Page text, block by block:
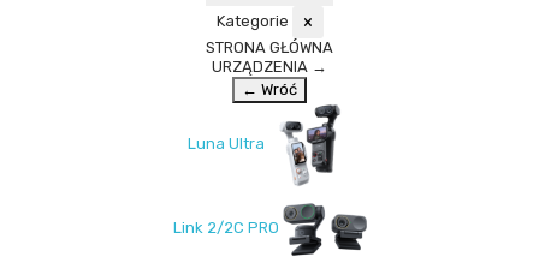
Kategorie ×
STRONA GŁÓWNA
URZĄDZENIA →
← Wróć
Luna Ultra
Link 2/2C PRO